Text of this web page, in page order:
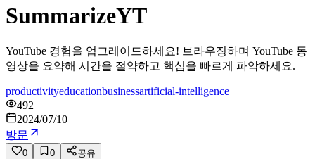
SummarizeYT
YouTube 경험을 업그레이드하세요! 브라우징하며 YouTube 동
영상을 요약해 시간을 절약하고 핵심을 빠르게 파악하세요.
productivityeducationbusinessartificial-intelligence
492
2024/07/10
방문
0 0 공유